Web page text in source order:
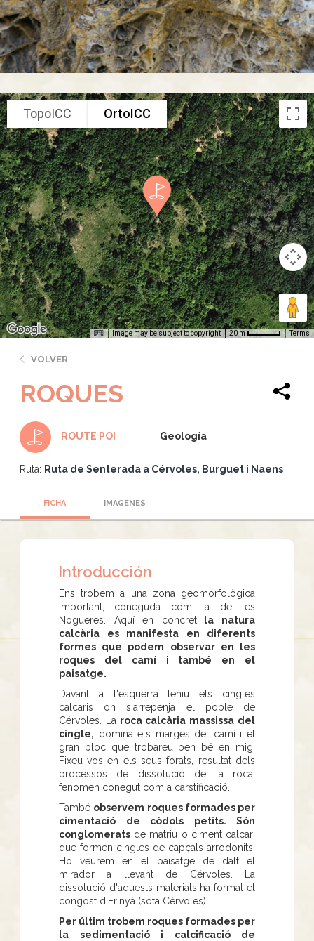
TopoICC OrtoICC
Image may be subject to copyright 20 m Terms
VOLVER
ROQUES
ROUTE POI Geología
Ruta: Ruta de Senterada a Cérvoles, Burguet i Naens
FICHA IMÁGENES
Introducción
Ens trobem a una zona geomorfològica
important, coneguda com la de les
Nogueres. Aquí en concretla natura
calcària es manifesta en diferents
formes que podem observar en les
roques del camí i també en el
paisatge.
Davant a l'esquerra teniu els cingles
calcaris on s'arrepenja el poble de
Cérvoles. La roca calcària massissa del
cingle, domina els marges del camí i el
gran bloc que trobareu ben bé en mig.
Fixeu-vos en els seus forats, resultat dels
processos de dissolució de la roca,
fenomen conegut com a carstificació.
També observem roques formades per
cimentació de còdols petits. Són
conglomerats de matriu o ciment calcari
que formen cingles de capçals arrodonits.
Ho veurem en el paisatge de dalt el
mirador a llevant de Cérvoles. La
dissolució d'aquests materials ha format el
congost d'Erinyà (sota Cérvoles).
Per últim trobem roques formades per
la sedimentació i calcificació de